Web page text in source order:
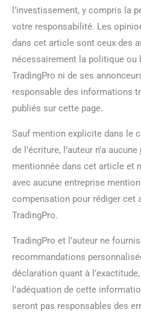
l’investissement, y compris la
votre responsabilité. Les
dans cet article sont ceux des
nécessairement la politique
TradingPro ni de ses
responsable des informations
publiés sur cette page.
Sauf mention explicite dans le
de l’écriture, l’auteur n’a
mentionnée dans cet article et
avec aucune entreprise
compensation pour rédiger cet
TradingPro.
TradingPro et l’auteur ne
recommandations
déclaration quant à
l’adéquation de cette
seront pas responsables des